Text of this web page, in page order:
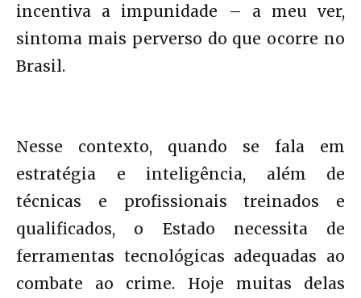
incentiva a impunidade – a meu ver,
sintoma mais perverso do que ocorre no
Brasil.
Nesse contexto, quando se fala em
estratégia e inteligência, além de
técnicas e profissionais treinados e
qualificados, o Estado necessita de
ferramentas tecnológicas adequadas ao
combate ao crime. Hoje muitas delas